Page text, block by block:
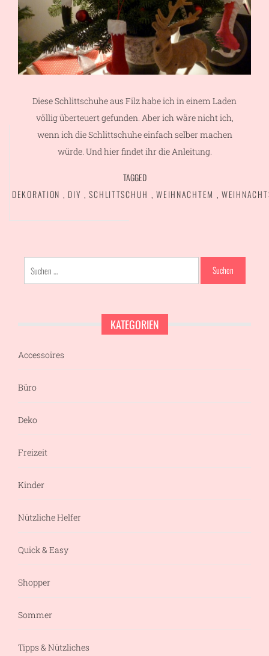
Diese Schlittschuhe aus Filz habe ich in einem Laden
völlig überteuert gefunden. Aber ich wäre nicht ich,
wenn ich die Schlittschuhe einfach selber machen
würde. Und hier findet ihr die Anleitung.
TAGGED
DEKORATION , DIY , SCHLITTSCHUH , WEIHNACHTEM ,
nach:
KATEGORIEN
Accessoires
Büro
Deko
Freizeit
Kinder
Nützliche Helfer
Quick & Easy
Shopper
Sommer
Tipps & Nützliches